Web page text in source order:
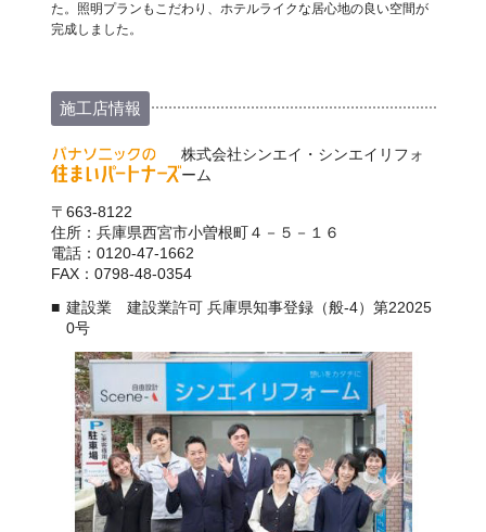
た。照明プランもこだわり、ホテルライクな居心地の良い空間が
完成しました。
施工店情報
株式会社シンエイ・シンエイリフォ
ーム
〒663-8122
住所：兵庫県西宮市小曽根町４－５－１６
電話：0120-47-1662
FAX：0798-48-0354
建設業 建設業許可 兵庫県知事登録（般-4）第22025
0号